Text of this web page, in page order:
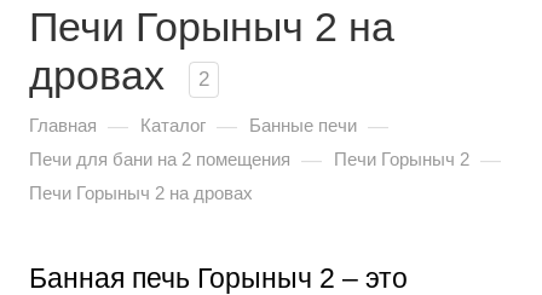
Печи Горыныч 2 на
дровах
2
Главная — Каталог — Банные печи —
Печи для бани на 2 помещения — Печи Горыныч 2 —
Печи Горыныч 2 на дровах
Банная печь Горыныч 2 – это